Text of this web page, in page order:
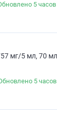
5
мг/5 мл, 70
5